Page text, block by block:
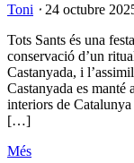
Toni ⋅ 24 octubre
Tots Sants és una
conservació d’un
Castanyada, i
Castanyada es manté
interiors de
[…]
Més